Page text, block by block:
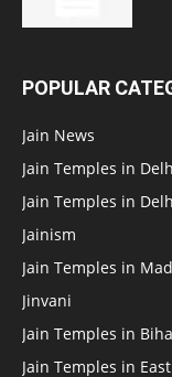
POPULAR
Jain News
Jain Temples in
Jain Temples in
Jainism
Jain Temples in
Jinvani
Jain Temples in
Jain Temples in